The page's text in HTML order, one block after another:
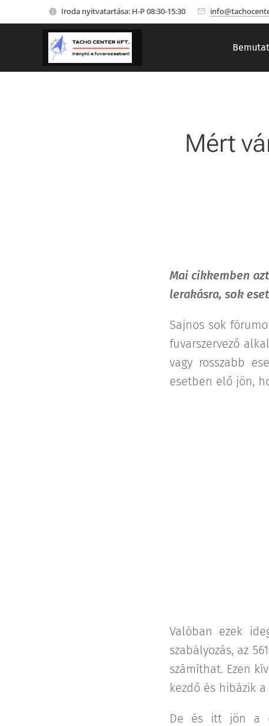
Iroda nyitvatartása: H-P 08:30-15:30
Mért
Mai cikkemben
lerakásra, sok
Sajnos sok
fuvarszervező
vagy rosszabb
esetben elő jön,
Valóban ezek
szabályozás, az
számíthat. Ezen
kezdő és hibázik
De és itt jön a